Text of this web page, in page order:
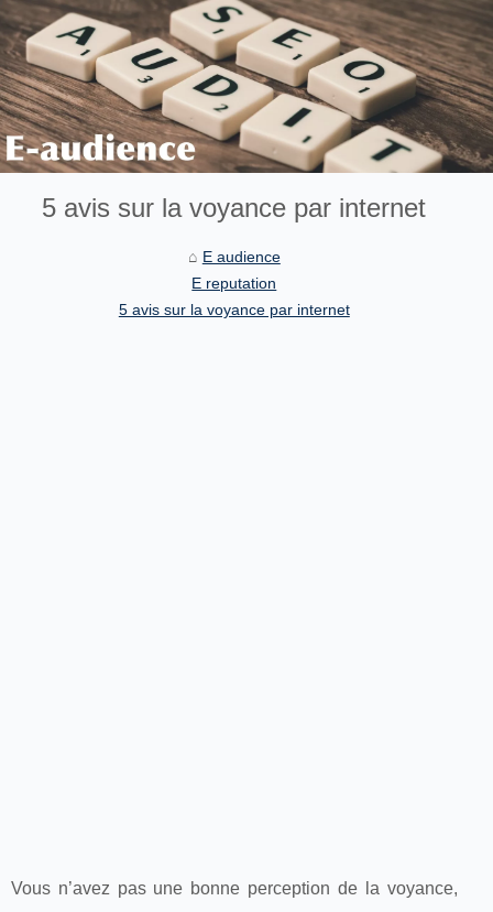
5 avis sur la voyance par internet
E audience
E reputation
5 avis sur la voyance par internet
Vous n’avez pas une bonne perception de la voyance,